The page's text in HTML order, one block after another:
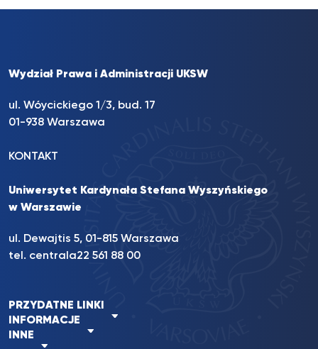
Wydział Prawa i Administracji UKSW
ul. Wóycickiego 1/3, bud. 17
01-938 Warszawa
KONTAKT
Uniwersytet Kardynała Stefana Wyszyńskiego
w Warszawie
ul. Dewajtis 5, 01-815 Warszawa
tel. centrala22 561 88 00
PRZYDATNE LINKI
INFORMACJE
INNE